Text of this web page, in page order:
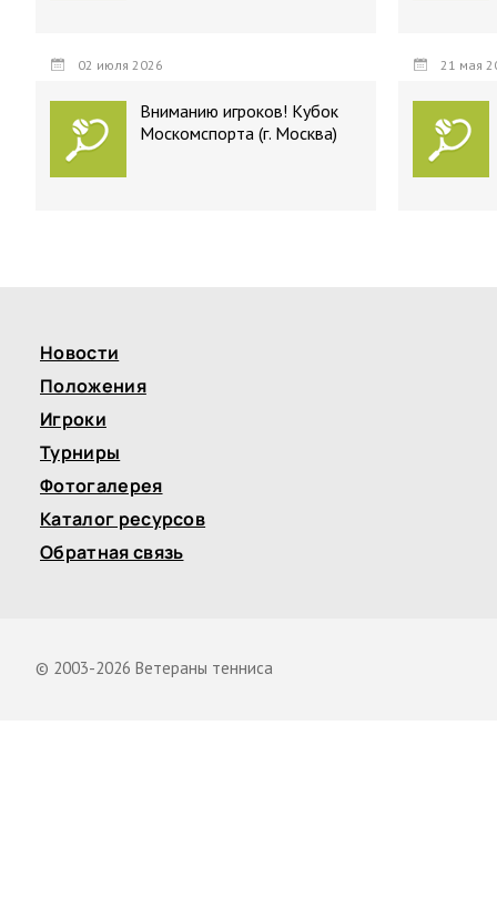
02 июля 2026
Вниманию игроков! Кубок
Москомспорта (г. Москва)
21 мая
Новости
Положения
Игроки
Турниры
Фотогалерея
Каталог ресурсов
Обратная связь
© 2003-2026 Ветераны тенниса